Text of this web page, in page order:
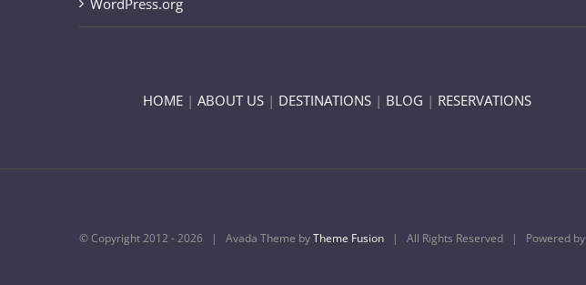
HOME | ABOUT US | DESTINATIONS | BLOG | RESERVATIONS
© Copyright 2012 -2026 | Avada Theme byTheme Fusion | All Rights Reserved | Powered by